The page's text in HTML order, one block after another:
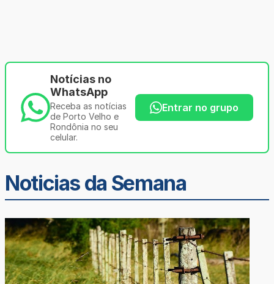
Notícias no
WhatsApp
Receba as notícias
de Porto Velho e
Rondônia no seu
celular.
Entrar no grupo
Noticias da Semana